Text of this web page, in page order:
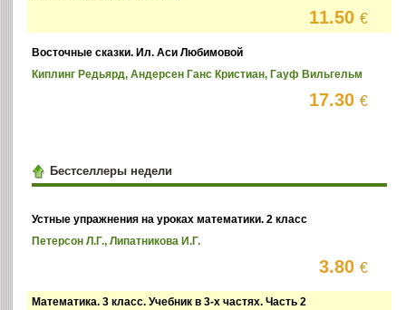
11.50€
Восточные сказки. Ил. Аси Любимовой
Киплинг Редьярд, Андерсен Ганс Кристиан, Гауф Вильгельм
17.30€
Бестселлеры недели
Устные упражнения на уроках математики. 2 класс
Петерсон Л.Г., Липатникова И.Г.
3.80€
Математика. 3 класс. Учебник в 3-х частях. Часть 2